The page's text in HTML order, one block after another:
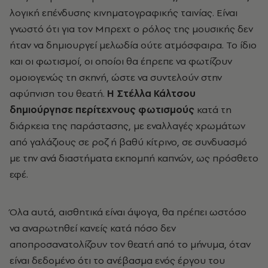
λογική επένδυσης κινηματογραφικής ταινίας. Είναι
γνωστό ότι για τον Μπρεχτ ο ρόλος της μουσικής δεν
ήταν να δημιουργεί μελωδία ούτε ατμόσφαιρα. Το ίδιο
και οι φωτισμοί, οι οποίοι θα έπρεπε να φωτίζουν
ομοιογενώς τη σκηνή, ώστε να συντελούν στην
αφύπνιση του θεατή. Η Στέλλα Κάλτσου
δημιούργησε περίτεχνους φωτισμούς κατά τη
διάρκεια της παράστασης, με εναλλαγές χρωμάτων
από γαλάζιους σε ροζ ή βαθύ κίτρινο, σε συνδυασμό
με την ανά διαστήματα εκπομπή καπνών, ως πρόσθετο
εφέ.
Όλα αυτά, αισθητικά είναι άψογα, θα πρέπει ωστόσο
να αναρωτηθεί κανείς κατά πόσο δεν
αποπροσανατολίζουν τον θεατή από το μήνυμα, όταν
είναι δεδομένο ότι το ανέβασμα ενός έργου του